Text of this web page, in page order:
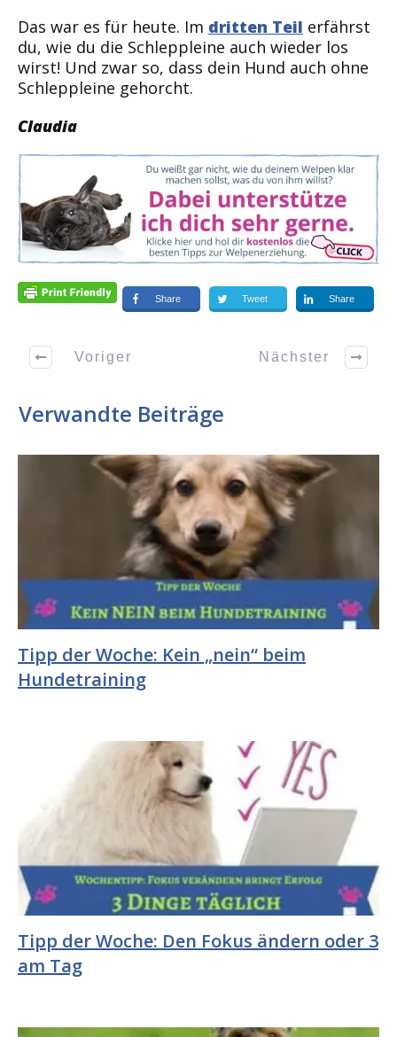
Das war es für heute. Im dritten Teil erfährst
du, wie du die Schleppleine auch wieder los
wirst! Und zwar so, dass dein Hund auch ohne
Schleppleine gehorcht.
Claudia
Share Tweet Share
Voriger Nächster
Verwandte Beiträge
Tipp der Woche: Kein „nein“ beim
Hundetraining
Tipp der Woche: Den Fokus ändern oder 3
am Tag